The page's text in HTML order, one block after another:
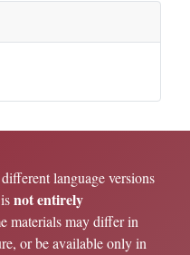
language versions
not entirely
materials may differ in
or be available only in